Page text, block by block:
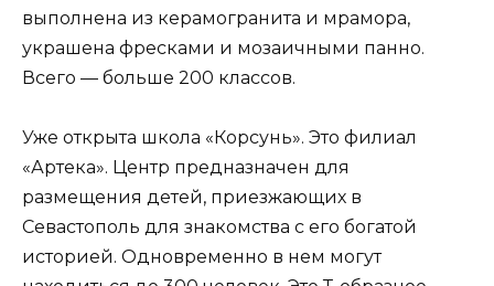
выполнена из керамогранита и мрамора,
украшена фресками и мозаичными панно.
Всего — больше 200 классов.
Уже открыта школа «Корсунь». Это филиал
«Артека». Центр предназначен для
размещения детей, приезжающих в
Севастополь для знакомства с его богатой
историей. Одновременно в нем могут